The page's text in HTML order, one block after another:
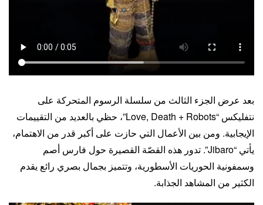
بعد عرض الجزء الثالث من سلسلة الرسوم المتحركة على
نتفليكس “Love, Death + Robots”، حظي بالعديد من التقييمات
الإيجابية. ومن بين الأعمال التي حازت على أكبر قدر من الاهتمام،
يأتي “Jibaro”. تدور هذه القصّة القصيرة حول فارس أصم
وسمفونية الحوريات الأسطورية، وتتميز بجمال بصري رائع يقدم
الكثير من المشاهد الجذابة.